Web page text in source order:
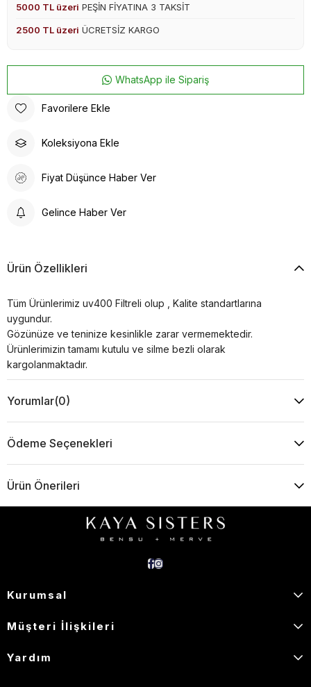
5000 TL üzeri PEŞİN FİYATINA 3 TAKSİT
2500 TL üzeri ÜCRETSİZ KARGO
WhatsApp ile Sipariş
Favorilere Ekle
Koleksiyona Ekle
Fiyat Düşünce Haber Ver
Gelince Haber Ver
Ürün Özellikleri
Tüm Ürünlerimiz uv400 Filtreli olup , Kalite standartlarına
uygundur.
Gözünüze ve teninize kesinlikle zarar vermemektedir.
Ürünlerimizin tamamı kutulu ve silme bezli olarak
kargolanmaktadır.
Yorumlar(0)
Ödeme Seçenekleri
Ürün Önerileri
Kurumsal
Müşteri İlişkileri
Yardım